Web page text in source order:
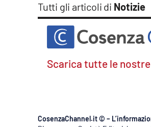
Tutti gli articoli di Notizie
Scarica tutte le
CosenzaChannel.it © –